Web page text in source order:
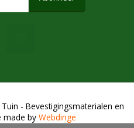
- Bevestigingsmaterialen en
made by Webdinge